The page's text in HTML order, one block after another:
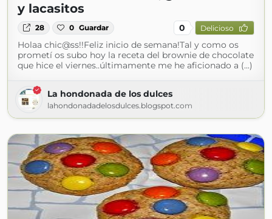
y lacasitos
28 0 Guardar 0 Delicioso
Holaa chic@ss!!Feliz inicio de semana!Tal y como os
prometí os subo hoy la receta del brownie de chocolate
que hice el viernes..últimamente me he aficionado a (...)
La hondonada de los dulces
lahondonadadelosdulces.blogspot.com